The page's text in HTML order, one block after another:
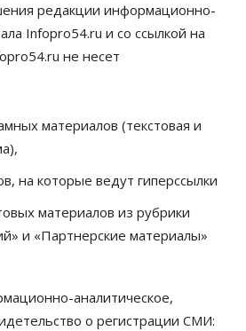
редакции информационно-
Infopro54.ru и со ссылкой на
не несет
материалов (текстовая и
на которые ведут гиперссылки
материалов из рубрики
и «Партнерские материалы»
аналитическое,
о регистрации СМИ: